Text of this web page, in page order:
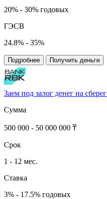
20% - 30% годовых
ГЭСВ
24.8% - 35%
Подробнее Получить деньги
Заем под залог денег на
Сумма
500 000 - 50 000 000 ₸
Срок
1 - 12 мес.
Ставка
3% - 17.5% годовых